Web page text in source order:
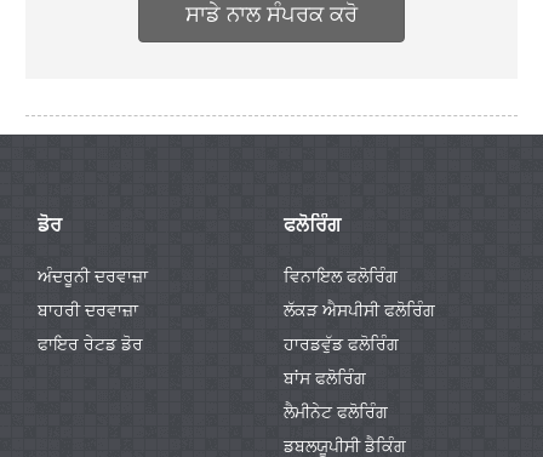
ਸਾਡੇ ਨਾਲ ਸੰਪਰਕ ਕਰੋ
ਡੋਰ
ਅੰਦਰੂਨੀ ਦਰਵਾਜ਼ਾ
ਬਾਹਰੀ ਦਰਵਾਜ਼ਾ
ਫਾਇਰ ਰੇਟਡ ਡੋਰ
ਫਲੋਰਿੰਗ
ਵਿਨਾਇਲ ਫਲੋਰਿੰਗ
ਲੱਕੜ ਐਸਪੀਸੀ ਫਲੋਰਿੰਗ
ਹਾਰਡਵੁੱਡ ਫਲੋਰਿੰਗ
ਬਾਂਸ ਫਲੋਰਿੰਗ
ਲੈਮੀਨੇਟ ਫਲੋਰਿੰਗ
ਡਬਲਯੂਪੀਸੀ ਡੈਕਿੰਗ